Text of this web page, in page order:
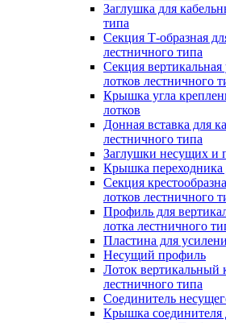
Заглушка для
типа
Секция Т-образная
лестничного типа
Секция вертикальная
лотков лестничного
Крышка угла
лотков
Донная вставка для
лестничного типа
Заглушки несущих и
Крышка переходника
Секция
лотков лестничного
Профиль для
лотка лестничного
Пластина для
Несущий профиль
Лоток вертикальный
лестничного типа
Соединитель
Крышка соединителя